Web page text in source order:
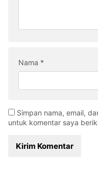
Nama *
Simpan nama, email,
untuk komentar saya